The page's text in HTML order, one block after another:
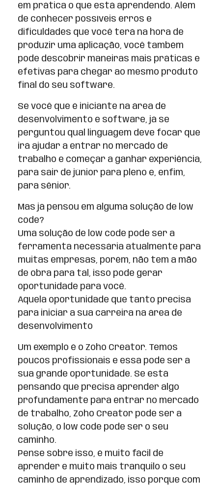
em prática o que está aprendendo. Além
de conhecer possíveis erros e
dificuldades que você terá na hora de
produzir uma aplicação, você também
pode descobrir maneiras mais práticas e
efetivas para chegar ao mesmo produto
final do seu software.
Se você que é iniciante na área de
desenvolvimento e software, já se
perguntou qual linguagem deve focar que
irá ajudar a entrar no mercado de
trabalho e começar a ganhar experiência,
para sair de júnior para pleno e, enfim,
para sênior.
Mas já pensou em alguma solução de low
code?
Uma solução de low code pode ser a
ferramenta necessária atualmente para
muitas empresas, porém, não tem a mão
de obra para tal, isso pode gerar
oportunidade para você.
Aquela oportunidade que tanto precisa
para iniciar a sua carreira na área de
desenvolvimento
Um exemplo é o Zoho Creator. Temos
poucos profissionais e essa pode ser a
sua grande oportunidade. Se está
pensando que precisa aprender algo
profundamente para entrar no mercado
de trabalho, Zoho Creator pode ser a
solução, o low code pode ser o seu
caminho.
Pense sobre isso, é muito fácil de
aprender e muito mais tranquilo o seu
caminho de aprendizado, isso porque com